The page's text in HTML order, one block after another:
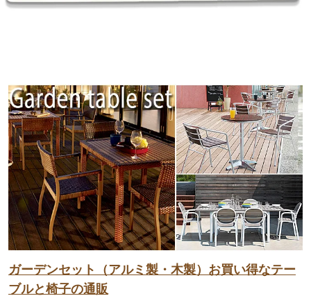
ガーデンセット（アルミ製・木製）お買い得なテー
ブルと椅子の通販